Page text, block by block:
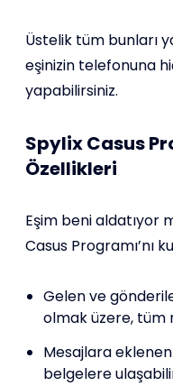
Üstelik tüm bunları
eşinizin telefonuna
yapabilirsiniz.
Spylix Casus
Özellikleri
Eşim beni aldatıyor
Casus Programı’nı
Gelen ve
olmak üzere, tüm
Mesajlara
belgelere